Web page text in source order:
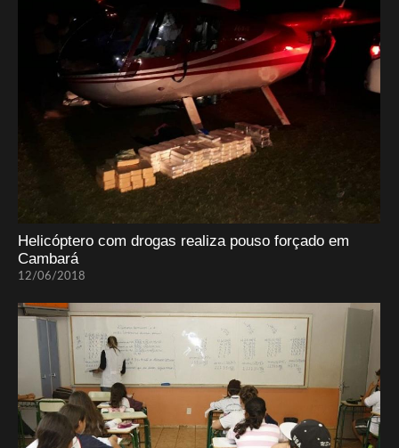
Helicóptero com drogas realiza pouso forçado em
Cambará
12/06/2018